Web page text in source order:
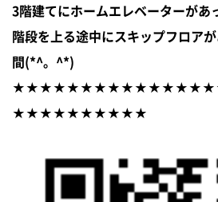
3階建てにホームエレベーターがあ
階段を上る途中にスキップフロア
間(*^。^*)
★★★★★★★★★★